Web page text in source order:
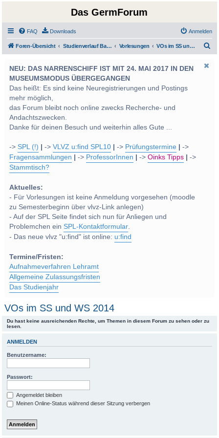
Das GermForum
FAQ Downloads Anmelden
Foren-Übersicht Studienverlauf Bachelor-/Masterstudien sowie UF Deutsch Vorlesungen VOs im SS und WS 2014
NEU: DAS NARRENSCHIFF IST MIT 24. MAI 2017 IN DEN
MUSEUMSMODUS ÜBERGEGANGEN
Das heißt: Es sind keine Neuregistrierungen und Postings
mehr möglich,
das Forum bleibt noch online zwecks Recherche- und
Andachtszwecken.
Danke für deinen Besuch und weiterhin alles Gute ...
->SPL (!) ->VLVZ u:find SPL10 -> Prüfungstermine
->
Fragensammlungen
-> ProfessorInnen ->Oinks Tipps
->
Stammtisch?
Aktuelles:
- Für Vorlesungen ist keine Anmeldung vorgesehen (moodle
zu Semesterbeginn über vlvz-Link anlegen)
- Auf der SPL Seite findet sich nun für Anliegen und
Problemchen einSPL-Kontaktformular.
- Das neue vlvz "u:find" ist online: u:find
Termine/Fristen:
Aufnahmeverfahren Lehramt
Allgemeine Zulassungsfristen
Das Studienjahr
VOs im SS und WS 2014
Du hast keine ausreichenden Rechte, um Themen in diesem Forum zu sehen oder zu
lesen.
ANMELDEN
Benutzername:
Passwort:
Angemeldet bleiben
Meinen Online-Status während dieser Sitzung verbergen